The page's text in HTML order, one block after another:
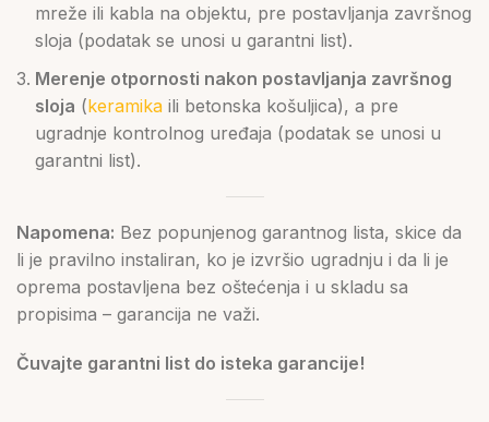
mreže ili kabla na objektu, pre postavljanja završnog
sloja (podatak se unosi u garantni list).
Merenje otpornosti nakon postavljanja završnog
sloja (keramika ili betonska košuljica), a pre
ugradnje kontrolnog uređaja (podatak se unosi u
garantni list).
Napomena: Bez popunjenog garantnog lista, skice da
li je pravilno instaliran, ko je izvršio ugradnju i da li je
oprema postavljena bez oštećenja i u skladu sa
propisima – garancija ne važi.
Čuvajte garantni list do isteka garancije!